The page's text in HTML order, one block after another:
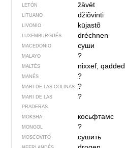
LETÓN žāvēt
LITUANO džiõvinti
LIVONIO kūjastõ
LUXEMBURGUÉS dréchnen
MACEDONIO суши
MALAYO ?
MALTÉS nixxef, qadded
MANÉS ?
MARI DE LAS COLINAS ?
MARI DE LAS
PRADERAS
?
MOKSHA косьфтамс
MONGOL ?
MOSCOVITO сушить